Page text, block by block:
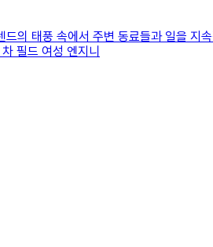
의 태풍 속에서 주변 동료들과 일을
필드 여성 엔지니